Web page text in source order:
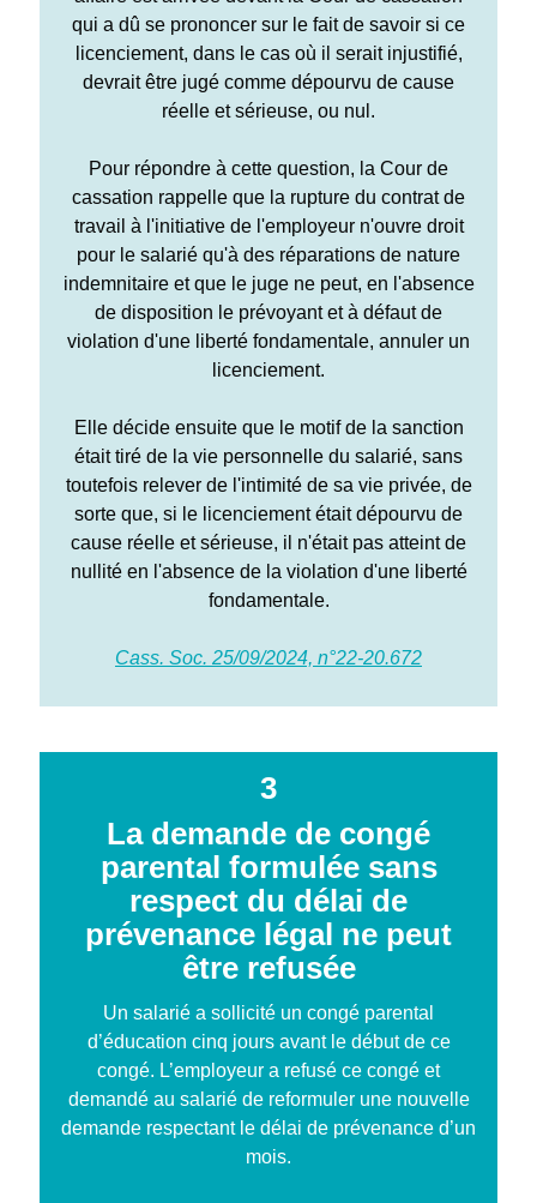
qui a dû se prononcer sur le fait de savoir si ce
licenciement, dans le cas où il serait injustifié,
devrait être jugé comme dépourvu de cause
réelle et sérieuse, ou nul.
Pour répondre à cette question, la Cour de
cassation rappelle que la rupture du contrat de
travail à l'initiative de l'employeur n'ouvre droit
pour le salarié qu'à des réparations de nature
indemnitaire et que le juge ne peut, en l'absence
de disposition le prévoyant et à défaut de
violation d'une liberté fondamentale, annuler un
licenciement.
Elle décide ensuite que le motif de la sanction
était tiré de la vie personnelle du salarié, sans
toutefois relever de l'intimité de sa vie privée, de
sorte que, si le licenciement était dépourvu de
cause réelle et sérieuse, il n'était pas atteint de
nullité en l'absence de la violation d'une liberté
fondamentale.
Cass. Soc. 25/09/2024, n°22-20.672
3
La demande de congé
parental formulée sans
respect du délai de
prévenance légal ne peut
être refusée
Un salarié a sollicité un congé parental
d’éducation cinq jours avant le début de ce
congé. L’employeur a refusé ce congé et
demandé au salarié de reformuler une nouvelle
demande respectant le délai de prévenance d’un
mois.